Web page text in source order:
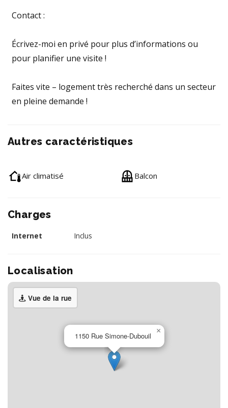
Contact :
Écrivez-moi en privé pour plus d’informations ou
pour planifier une visite !
Faites vite – logement très recherché dans un secteur
en pleine demande !
Autres caractéristiques
Air climatisé Balcon
Charges
Internet Inclus
Localisation
Vue de la rue
1150 Rue Simone-Dubouil
×